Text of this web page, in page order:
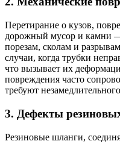
Перетирание о кузов,
дорожный мусор и камни
порезам, сколам и
случаи, когда трубки
что вызывает их
повреждения часто
требуют
3. Дефекты
Резиновые шланги,